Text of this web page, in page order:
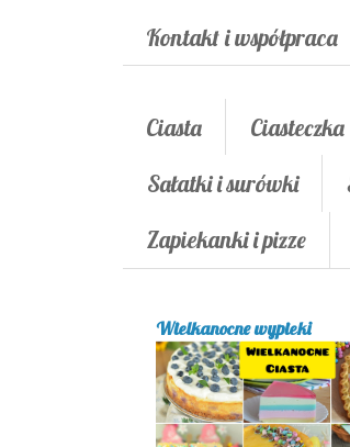
Kontakt i współpraca
Ciasta Ciasteczka
Sałatki i surówki
Zapiekanki i pizze
Wielkanocne wypieki